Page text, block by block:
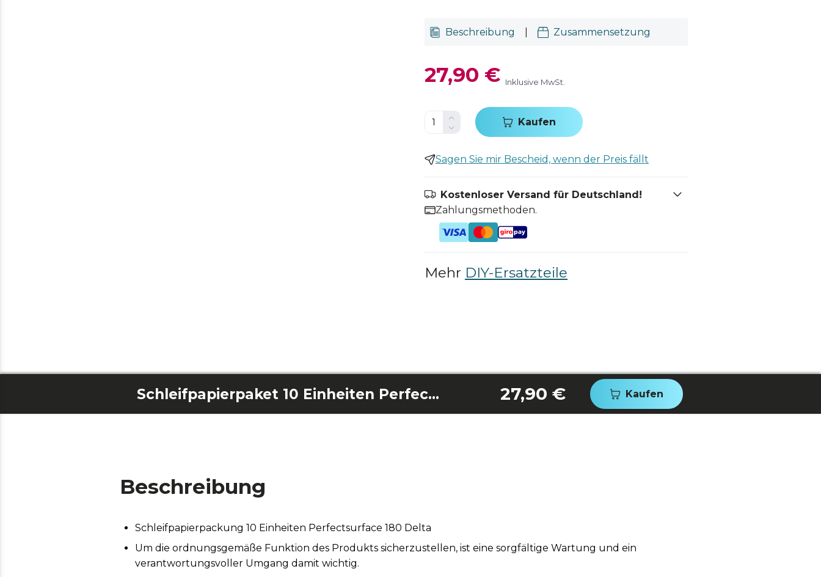
Beschreibung Zusammensetzung
27,90 € Inklusive MwSt.
Kaufen
Sagen Sie mir Bescheid, wenn der Preis fällt
Kostenloser Versand für Deutschland!
Zahlungsmethoden.
Mehr DIY-Ersatzteile
Schleifpapierpaket 10 Einheiten Perfectsurface 180 Delta 27,90 € Kaufen
Beschreibung
Schleifpapierpackung 10 Einheiten Perfectsurface 180 Delta
Um die ordnungsgemäße Funktion des Produkts sicherzustellen, ist eine sorgfältige Wartung und ein
verantwortungsvoller Umgang damit wichtig.